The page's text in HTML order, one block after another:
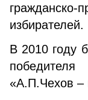
избирателей.
В 2010 году
победителя
«А.П.Чехов –